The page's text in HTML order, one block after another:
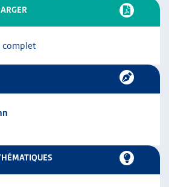
complet